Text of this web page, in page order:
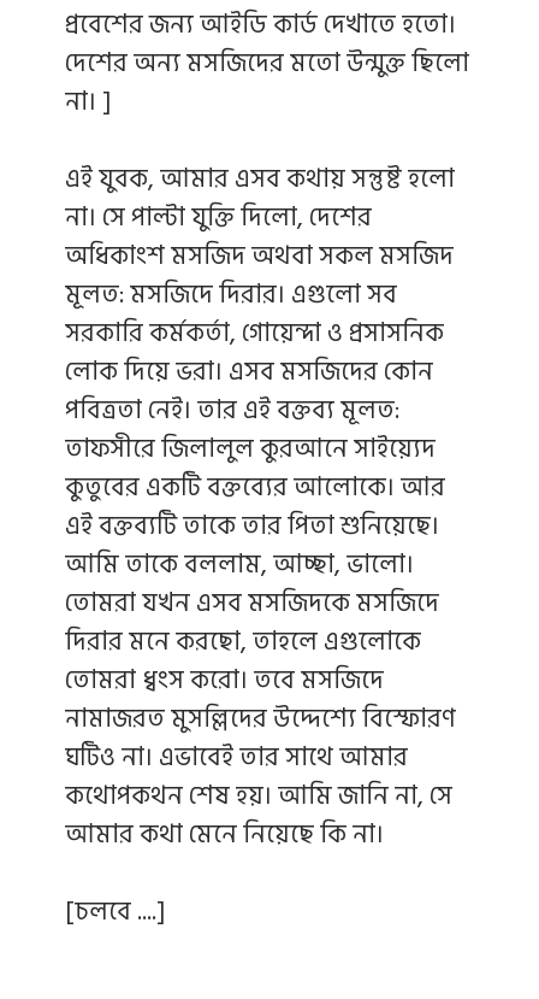
প্রবেশের জন্য আইডি কার্ড দেখাতে হতো।
দেশের অন্য মসজিদের মতো উন্মুক্ত ছিলো
না। ]
এই যুবক, আমার এসব কথায় সন্তুষ্ট হলো
না। সে পাল্টা যুক্তি দিলো, দেশের
অধিকাংশ মসজিদ অথবা সকল মসজিদ
মূলত: মসজিদে দিরার। এগুলো সব
সরকারি কর্মকর্তা, গোয়েন্দা ও প্রসাসনিক
লোক দিয়ে ভরা। এসব মসজিদের কোন
পবিত্রতা নেই। তার এই বক্তব্য মূলত:
তাফসীরে জিলালুল কুরআনে সাইয়্যেদ
কুতুবের একটি বক্তব্যের আলোকে। আর
এই বক্তব্যটি তাকে তার পিতা শুনিয়েছে।
আমি তাকে বললাম, আচ্ছা, ভালো।
তোমরা যখন এসব মসজিদকে মসজিদে
দিরার মনে করছো, তাহলে এগুলোকে
তোমরা ধ্বংস করো। তবে মসজিদে
নামাজরত মুসল্লিদের উদ্দেশ্যে বিস্ফোরণ
ঘটিও না। এভাবেই তার সাথে আমার
কথোপকথন শেষ হয়। আমি জানি না, সে
আমার কথা মেনে নিয়েছে কি না।
[চলবে ....]